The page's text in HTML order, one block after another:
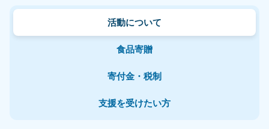
活動について
食品寄贈
寄付金・税制
支援を受けたい方